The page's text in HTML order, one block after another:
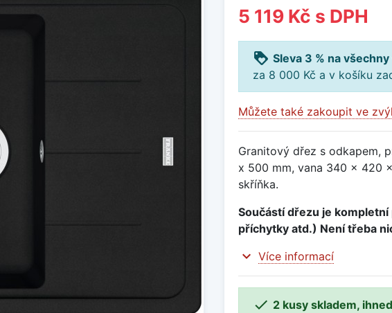
5 119 Kč s DPH
loyalty Sleva 3 % na
za 8 000 Kč a v košíku
Můžete také zakoupit ve
Granitový dřez s odkapem,
x 500 mm, vana 340 x 420
skříňka.
Součástí dřezu je
příchytky atd.) Není třeba
expand_more Více informací
 2 kusy skladem,